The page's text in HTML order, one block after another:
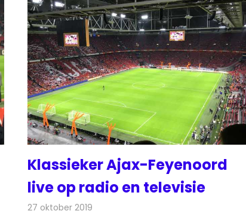
Klassieker Ajax-Feyenoord
live op radio en televisie
27 oktober 2019